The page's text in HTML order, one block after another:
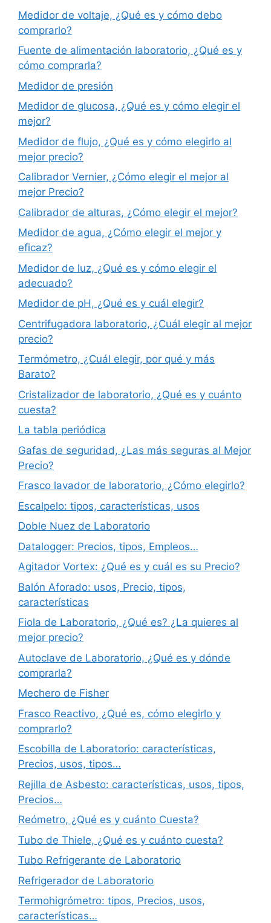
Medidor de voltaje, ¿Qué es y cómo debo
comprarlo?
Fuente de alimentación laboratorio, ¿Qué es y
cómo comprarla?
Medidor de presión
Medidor de glucosa, ¿Qué es y cómo elegir el
mejor?
Medidor de flujo, ¿Qué es y cómo elegirlo al
mejor precio?
Calibrador Vernier, ¿Cómo elegir el mejor al
mejor Precio?
Calibrador de alturas, ¿Cómo elegir el mejor?
Medidor de agua, ¿Cómo elegir el mejor y
eficaz?
Medidor de luz, ¿Qué es y cómo elegir el
adecuado?
Medidor de pH, ¿Qué es y cuál elegir?
Centrifugadora laboratorio, ¿Cuál elegir al mejor
precio?
Termómetro, ¿Cuál elegir, por qué y más
Barato?
Cristalizador de laboratorio, ¿Qué es y cuánto
cuesta?
La tabla periódica
Gafas de seguridad, ¿Las más seguras al Mejor
Precio?
Frasco lavador de laboratorio, ¿Cómo elegirlo?
Escalpelo: tipos, características, usos
Doble Nuez de Laboratorio
Datalogger: Precios, tipos, Empleos…
Agitador Vortex: ¿Qué es y cuál es su Precio?
Balón Aforado: usos, Precio, tipos,
características
Fiola de Laboratorio, ¿Qué es? ¿La quieres al
mejor precio?
Autoclave de Laboratorio, ¿Qué es y dónde
comprarla?
Mechero de Fisher
Frasco Reactivo, ¿Qué es, cómo elegirlo y
comprarlo?
Escobilla de Laboratorio: características,
Precios, usos, tipos…
Rejilla de Asbesto: características, usos, tipos,
Precios…
Reómetro, ¿Qué es y cuánto Cuesta?
Tubo de Thiele, ¿Qué es y cuánto cuesta?
Tubo Refrigerante de Laboratorio
Refrigerador de Laboratorio
Termohigrómetro: tipos, Precios, usos,
características…